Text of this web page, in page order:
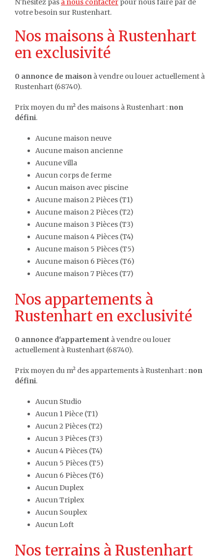
N'hésitez pas à nous contacter pour nous faire par de
votre besoin sur Rustenhart.
Nos maisons à Rustenhart
en exclusivité
0 annonce de maison à vendre ou louer actuellement à
Rustenhart (68740).
Prix moyen du m² des maisons à Rustenhart : non
défini.
Aucune maison neuve
Aucune maison ancienne
Aucune villa
Aucun corps de ferme
Aucun maison avec piscine
Aucune maison 2 Pièces (T1)
Aucune maison 2 Pièces (T2)
Aucune maison 3 Pièces (T3)
Aucune maison 4 Pièces (T4)
Aucune maison 5 Pièces (T5)
Aucune maison 6 Pièces (T6)
Aucune maison 7 Pièces (T7)
Nos appartements à
Rustenhart en exclusivité
0 annonce d'appartement à vendre ou louer
actuellement à Rustenhart (68740).
Prix moyen du m² des appartements à Rustenhart : non
défini.
Aucun Studio
Aucun 1 Pièce (T1)
Aucun 2 Pièces (T2)
Aucun 3 Pièces (T3)
Aucun 4 Pièces (T4)
Aucun 5 Pièces (T5)
Aucun 6 Pièces (T6)
Aucun Duplex
Aucun Triplex
Aucun Souplex
Aucun Loft
Nos terrains à Rustenhart